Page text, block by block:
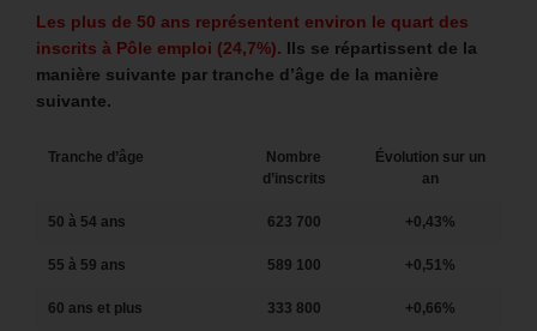
Les plus de 50 ans représentent environ le quart des
inscrits à Pôle emploi (24,7%). Ils se répartissent de la
manière suivante par tranche d’âge de la manière
suivante.
Tranche d’âge
Nombre
d’inscrits
Évolution sur un
an
50 à 54 ans 623 700 +0,43%
55 à 59 ans 589 100 +0,51%
60 ans et plus 333 800 +0,66%